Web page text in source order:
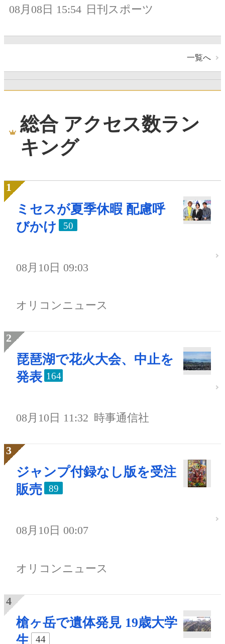
08月08日 15:54 日刊スポーツ
一覧へ
総合 アクセス数ラン
キング
ミセスが夏季休暇 配慮呼
びかけ
50
08月10日 09:03
オリコンニュース
琵琶湖で花火大会、中止を
発表 164
08月10日 11:32 時事通信社
ジャンプ付録なし版を受注
販売
89
08月10日 00:07
オリコンニュース
槍ヶ岳で遺体発見 19歳大学
生
44